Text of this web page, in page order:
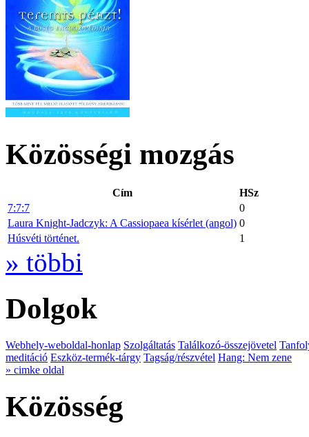
Közösségi mozgás
Cím
HSz
7:7:7
0
Laura Knight-Jadczyk: A Cassiopaea kísérlet (angol) 0
Húsvéti történet.
1
» többi
Dolgok
Webhely-weboldal-honlap Szolgáltatás Találkozó-összejövetel
meditáció Eszköz-termék-tárgy Tagság/részvétel Hang: Nem zene
» cimke oldal
Közösség